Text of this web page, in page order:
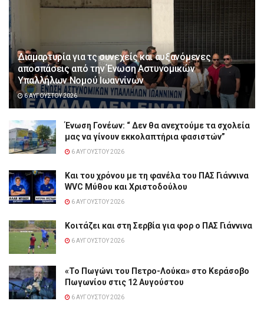
Διαμαρτυρία για τς συνεχείς και αυξανόμενες
αποσπάσεις από την Ένωση Αστυνομικών
Υπαλλήλων Νομού Ιωαννίνων
6 ΑΥΓΟΎΣΤΟΥ 2026
Ένωση Γονέων: “ Δεν θα ανεχτούμε τα σχολεία
μας να γίνουν εκκολαπτήρια φασιστών”
6 ΑΥΓΟΎΣΤΟΥ 2026
Και του χρόνου με τη φανέλα του ΠΑΣ Γιάννινα
WVC Μύθου και Χριστοδούλου
6 ΑΥΓΟΎΣΤΟΥ 2026
Κοιτάζει και στη Σερβία για φορ ο ΠΑΣ Γιάννινα
6 ΑΥΓΟΎΣΤΟΥ 2026
«Το Πωγώνι του Πετρο-Λούκα» στο Κεράσοβο
Πωγωνίου στις 12 Αυγούστου
6 ΑΥΓΟΎΣΤΟΥ 2026